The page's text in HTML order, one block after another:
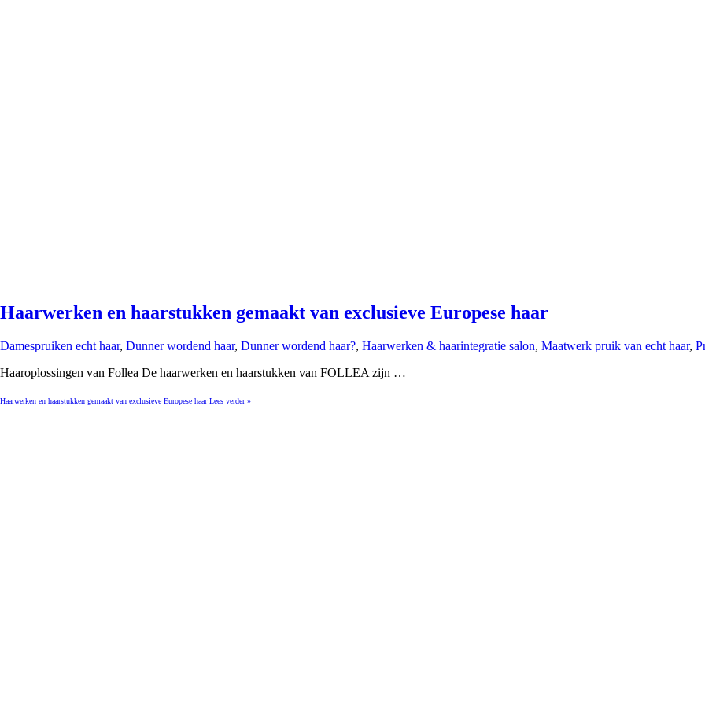
Haarwerken en haarstukken gemaakt van exclusieve Europese haar
Damespruiken echt haar, Dunner wordend haar, Dunner wordend haar?, Haarwerken & haarintegratie salon, Maatwerk pruik van echt haar,
Haaroplossingen van Follea De haarwerken en haarstukken van FOLLEA zijn …
Haarwerken en haarstukken gemaakt van exclusieve Europese haarLees verder »